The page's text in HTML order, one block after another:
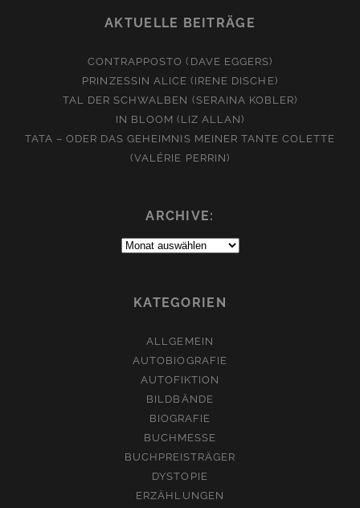
AKTUELLE BEITRÄGE
CONTRAPPOSTO (DAVE EGGERS)
PRINZESSIN ALICE (IRENE DISCHE)
TAL DER SCHWALBEN (SERAINA KOBLER)
IN BLOOM (LIZ ALLAN)
TATA – ODER DAS GEHEIMNIS MEINER TANTE COLETTE
(VALÉRIE PERRIN)
ARCHIVE:
Archive:
KATEGORIEN
ALLGEMEIN
AUTOBIOGRAFIE
AUTOFIKTION
BILDBÄNDE
BIOGRAFIE
BUCHMESSE
BUCHPREISTRÄGER
DYSTOPIE
ERZÄHLUNGEN